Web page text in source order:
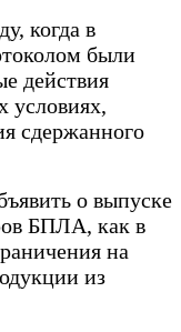
когда в
были
действия
условиях,
сдержанного
о выпуске
БПЛА, как в
на
из